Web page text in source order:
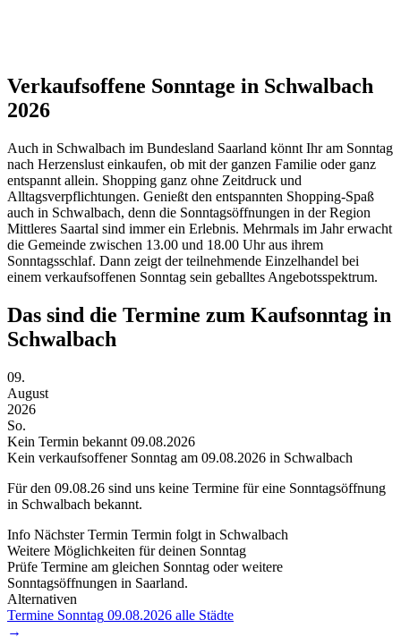
Verkaufsoffene Sonntage in Schwalbach
2026
Auch in Schwalbach im Bundesland Saarland könnt Ihr am Sonntag
nach Herzenslust einkaufen, ob mit der ganzen Familie oder ganz
entspannt allein. Shopping ganz ohne Zeitdruck und
Alltagsverpflichtungen. Genießt den entspannten Shopping-Spaß
auch in Schwalbach, denn die Sonntagsöffnungen in der Region
Mittleres Saartal sind immer ein Erlebnis. Mehrmals im Jahr erwacht
die Gemeinde zwischen 13.00 und 18.00 Uhr aus ihrem
Sonntagsschlaf. Dann zeigt der teilnehmende Einzelhandel bei
einem verkaufsoffenen Sonntag sein geballtes Angebotsspektrum.
Das sind die Termine zum Kaufsonntag in
Schwalbach
09.
August
2026
So.
Kein Termin bekannt 09.08.2026
Kein verkaufsoffener Sonntag am 09.08.2026 in Schwalbach
Für den 09.08.26 sind uns keine Termine für eine Sonntagsöffnung
in Schwalbach bekannt.
Info Nächster Termin Termin folgt in Schwalbach
Weitere Möglichkeiten für deinen Sonntag
Prüfe Termine am gleichen Sonntag oder weitere
Sonntagsöffnungen in Saarland.
Alternativen
Termine Sonntag 09.08.2026 alle Städte
→